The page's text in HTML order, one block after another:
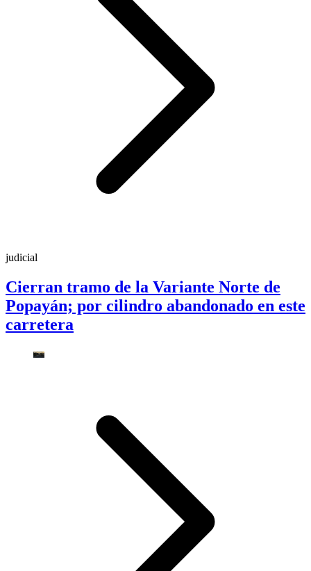
judicial
Cierran tramo de la Variante Norte de
Popayán; por cilindro abandonado en este
carretera